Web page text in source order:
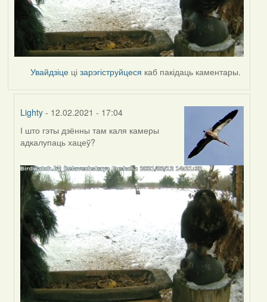
Увайдзіце цізарэгіструйцеся каб пакідаць каментары.
Lighty - 12.02.2021 - 17:04
In
reply
by
Peregrinus
І што гэты дзённы там каля камеры
адкалупаць хацеў?